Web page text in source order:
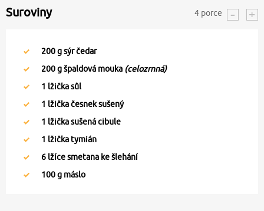
Suroviny 4 porce
200g sýr čedar
200g špaldová mouka (celozrnná)
1 lžička sůl
1 lžička česnek sušený
1 lžička sušená cibule
1 lžička tymián
6 lžíce smetana ke šlehání
100g máslo